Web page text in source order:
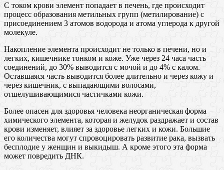
С током крови элемент попадает в печень, где происходит
процесс образования метильных групп (метилирование) с
присоединением 3 атомов водорода и атома углерода к другой
молекуле.
Накопление элемента происходит не только в печени, но и
легких, кишечнике тонком и коже. Уже через 24 часа часть
соединений, до 30% выводится с мочой и до 4% с калом.
Оставшаяся часть выводится более длительно и через кожу и
через кишечник, с выпадающими волосами,
отшелушивающимися частичками кожи.
Более опасен для здоровья человека неорганическая форма
химического элемента, которая и желудок раздражает и состав
крови изменяет, влияет за здоровье легких и кожи. Большие
его количества могут спровоцировать развитие рака, вызвать
бесплодие у женщин и выкидыш. А кроме этого эта форма
может повредить ДНК.